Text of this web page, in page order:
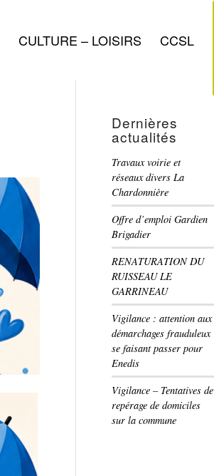
CULTURE – LOISIRS CCSL
Dernières
actualités
Travaux voirie et
réseaux divers La
Chardonnière
Offre d’emploi Gardien
Brigadier
RENATURATION DU
RUISSEAU LE
GARRINEAU
Vigilance : attention aux
démarchages frauduleux
se faisant passer pour
Enedis
Vigilance – Tentatives de
repérage de domiciles
sur la commune